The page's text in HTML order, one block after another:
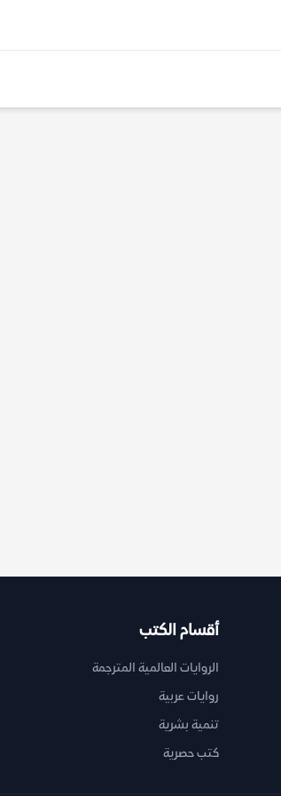
أقسام الكتب
الروايات العالمية المترجمة
روايات عربية
تنمية بشرية
كتب حصرية